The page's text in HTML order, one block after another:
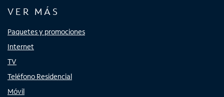
VER MÁS
Paquetes y promociones
Internet
TV
Teléfono Residencial
Móvil